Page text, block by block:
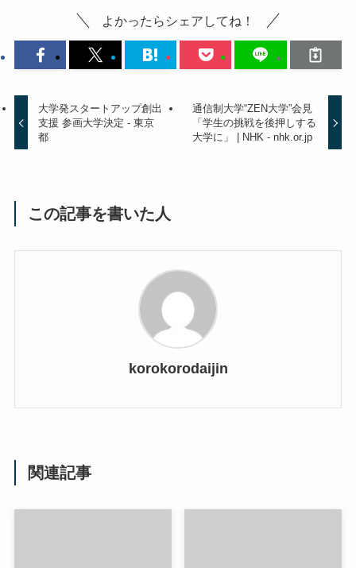
よかったらシェアしてね！
大学発スタートアップ創出
支援 参画大学決定 - 東京
都
通信制大学“ZEN大学”会見
「学生の挑戦を後押しする
大学に」 | NHK - nhk.or.jp
この記事を書いた人
korokorodaijin
関連記事